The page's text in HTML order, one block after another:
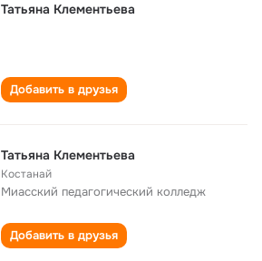
Татьяна Клементьева
Добавить в друзья
Татьяна Клементьева
Костанай
Миасский педагогический колледж
Добавить в друзья